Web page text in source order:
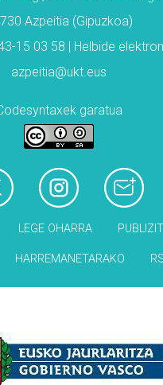
Azpeitia (Gipuzkoa)
15 03 58 | Helbide
azpeitia@ukt.eus
garatua
LEGE OHARRA
HARREMANETARAKO